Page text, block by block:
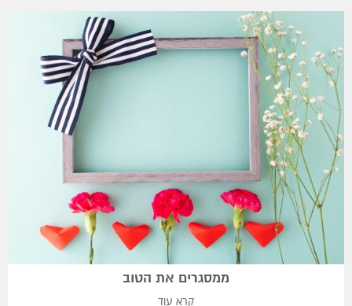
ממסגרים את הטוב
קרא עוד